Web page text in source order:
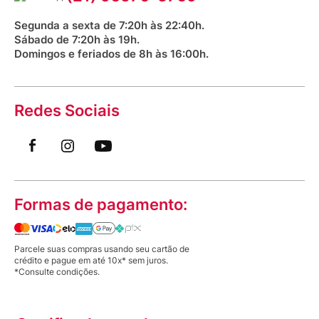
Saúde na praça
Segunda a sexta de 7:20h às 22:40h.
Sábado de 7:20h às 19h.
Domingos e feriados de 8h às 16:00h.
Redes Sociais
Formas de pagamento:
Parcele suas compras usando seu cartão de
crédito e pague em até 10x* sem juros.
*Consulte condições.